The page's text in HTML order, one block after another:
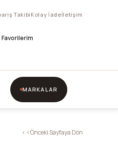
Takibi Kolay İadeİletişim
Favorilerim
MARKALAR
< < Önceki Sayfaya Dön